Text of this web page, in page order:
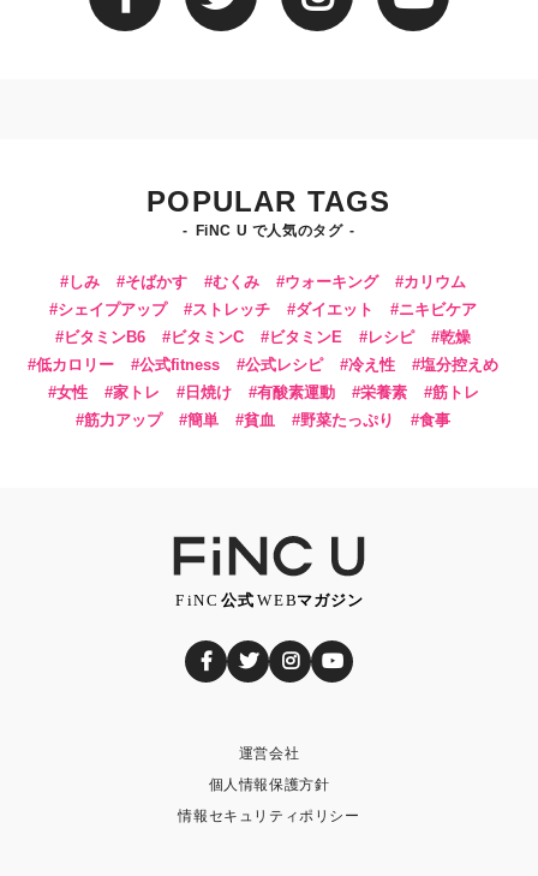
POPULAR TAGS
FiNC U で人気のタグ
しみ そばかす むくみ ウォーキング
カリウム
シェイプアップ
ストレッチ ダイエット
ニキビケア
ビタミンB6
ビタミンC ビタミンE レシピ
乾燥
低カロリー
公式fitness 公式レシピ 冷え性
塩分控えめ
女性
家トレ 日焼け 有酸素運動 栄養素
筋トレ
筋力アップ
簡単 貧血 野菜たっぷり 食事
運営会社
個人情報保護方針
情報セキュリティポリシー